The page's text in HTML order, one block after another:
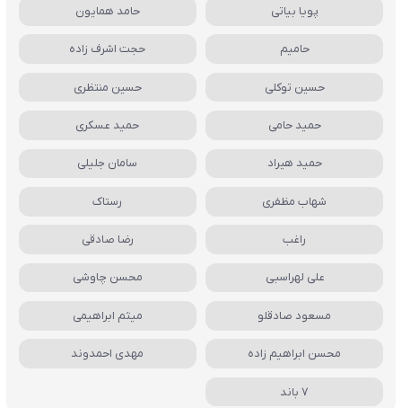
پویا بیاتی حامد همایون
حامیم حجت اشرف زاده
حسین توکلی حسین منتظری
حمید حامی حمید عسکری
حمید هیراد سامان جلیلی
شهاب مظفری رستاک
راغب رضا صادقی
علی لهراسبی محسن چاوشی
مسعود صادقلو میثم ابراهیمی
محسن ابراهیم زاده مهدی احمدوند
7 باند